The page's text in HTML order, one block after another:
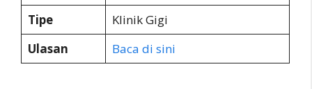
Tipe
Klinik Gigi
Ulasan
Baca di sini